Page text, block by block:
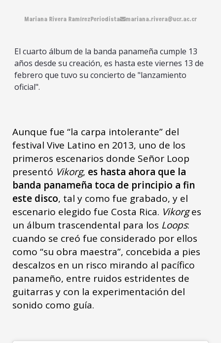
Mariana Rivera RamírezPeriodista mariana.rivera@ucr.ac.cr
El cuarto álbum de la banda panameña cumple 13
años desde su creación, es hasta este viernes 13 de
febrero que tuvo su concierto de "lanzamiento
oficial".
Aunque fue “la carpa intolerante” del
festival Vive Latino en 2013, uno de los
primeros escenarios donde Señor Loop
presentó Vikorg, es hasta ahora que la
banda panameña toca de principio a fin
este disco, tal y como fue grabado, y el
escenario elegido fue Costa Rica. Vikorges
un álbum trascendental para los Loops:
cuando se creó fue considerado por ellos
como “su obra maestra”, concebida a pies
descalzos en un risco mirando al pacífico
panameño, entre ruidos estridentes de
guitarras y con la experimentación del
sonido como guía.